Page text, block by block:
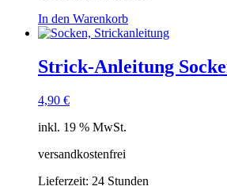
In den Warenkorb
Strick-Anleitung
4,90 €
inkl. 19 % MwSt.
versandkostenfrei
Lieferzeit: 24 Stunden